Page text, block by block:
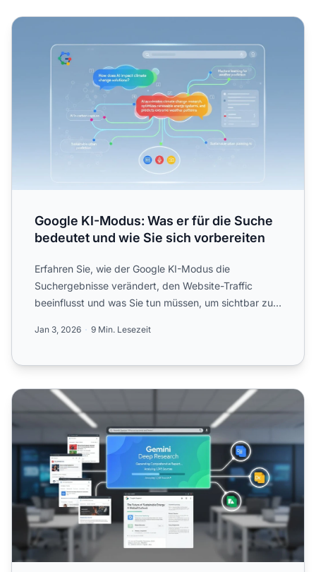
Google KI-Modus: Was er für die Suche bedeutet und
Google KI-Modus: Was er für die Suche
bedeutet und wie Sie sich vorbereiten
Erfahren Sie, wie der Google KI-Modus die
Suchergebnisse verändert, den Website-Traffic
beeinflusst und was Sie tun müssen, um sichtbar zu
Jan 3, 2026 9 Min. Lesezeit
Gemini Deep Research